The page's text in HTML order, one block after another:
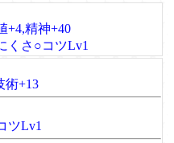
+4,精神+40
くさ○コツLv1
術+13
ツLv1